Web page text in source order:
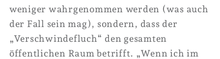
weniger wahrgenommen werden (was auch
der Fall sein mag), sondern, dass der
„Verschwindefluch“ den gesamten
öffentlichen Raum betrifft. „Wenn ich im